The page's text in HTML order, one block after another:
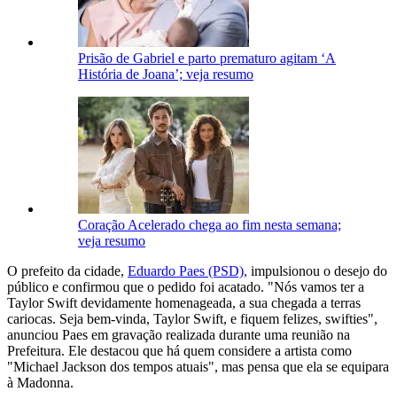
Prisão de Gabriel e parto prematuro agitam ‘A
História de Joana’; veja resumo
Coração Acelerado chega ao fim nesta semana;
veja resumo
O prefeito da cidade, Eduardo Paes (PSD), impulsionou o desejo do
público e confirmou que o pedido foi acatado. "Nós vamos ter a
Taylor Swift devidamente homenageada, a sua chegada a terras
cariocas. Seja bem-vinda, Taylor Swift, e fiquem felizes, swifties",
anunciou Paes em gravação realizada durante uma reunião na
Prefeitura. Ele destacou que há quem considere a artista como
"Michael Jackson dos tempos atuais", mas pensa que ela se equipara
à Madonna.